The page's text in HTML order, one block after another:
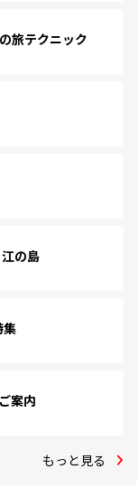
旅テクニック
の島
集
案内
もっと見る